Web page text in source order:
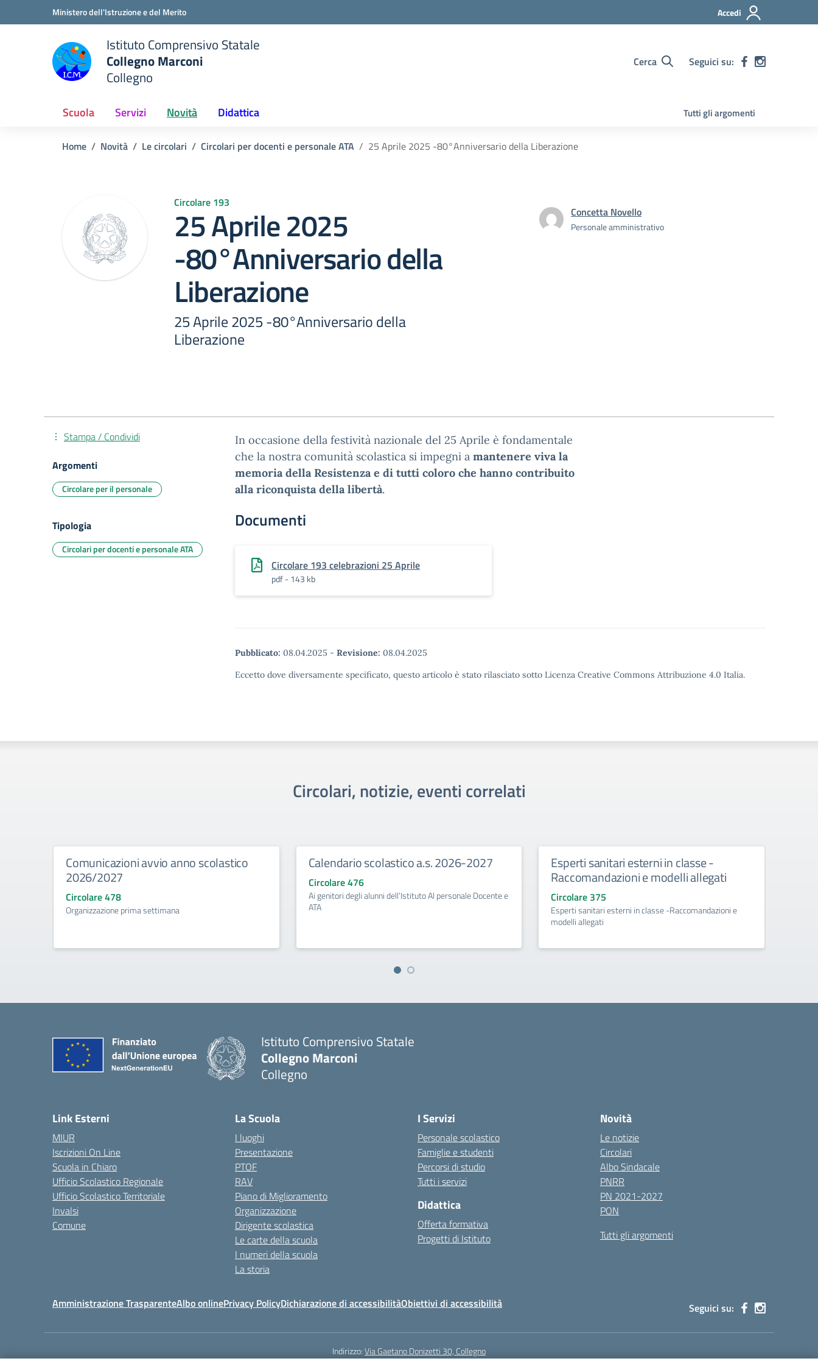
Vai ai contenuti
Vai al menu di navigazioneMinistero dell'Istruzione e del Merito Accedi
Istituto Comprensivo Statale
Collegno Marconi
Collegno
Cerca Seguici su:
Scuola Servizi Novità Didattica Tutti gli argomenti
Home Novità Le circolari Circolari per docenti e personale ATA 25 Aprile 2025 -80°Anniversario della Liberazione
Circolare 193
25 Aprile 2025
-80°Anniversario della
Liberazione
25 Aprile 2025 -80°Anniversario della
Liberazione
Concetta Novello
Personale amministrativo
In occasione della festività nazionale del 25 Aprile è fondamentale
che la nostra comunità scolastica si impegni a mantenere viva la
memoria della Resistenza e di tutti coloro che hanno contribuito
alla riconquista della libertà.
Documenti
Circolare 193 celebrazioni 25 Aprile
pdf - 143 kb
Pubblicato: 08.04.2025 - Revisione: 08.04.2025
Eccetto dove diversamente specificato, questo articolo è stato rilasciato sotto Licenza Creative Commons Attribuzione 4.0 Italia.
Stampa / Condividi
Argomenti
Circolare per il personale
Tipologia
Circolari per docenti e personale ATA
Circolari, notizie, eventi correlati
Comunicazioni avvio anno scolastico
2026/2027
Circolare 478
Organizzazione prima settimana
Calendario scolastico a.s. 2026-2027
Circolare 476
Ai genitori degli alunni dell’Istituto Al personale Docente e
ATA
Esperti sanitari esterni in classe -
Raccomandazioni e modelli allegati
Circolare 375
Esperti sanitari esterni in classe -Raccomandazioni e
modelli allegati
Istituto Comprensivo Statale
Collegno Marconi
Collegno
Link Esterni
MIUR
Iscrizioni On Line
Scuola in Chiaro
Ufficio Scolastico Regionale
Ufficio Scolastico Territoriale
Invalsi
Comune
La Scuola
I luoghi
Presentazione
PTOF
RAV
Piano di Miglioramento
Organizzazione
Dirigente scolastica
Le carte della scuola
I numeri della scuola
La storia
I Servizi
Personale scolastico
Famiglie e studenti
Percorsi di studio
Tutti i servizi
Didattica
Offerta formativa
Progetti di Istituto
Novità
Le notizie
Circolari
Albo Sindacale
PNRR
PN 2021-2027
PON
Tutti gli argomenti
Amministrazione TrasparenteAlbo onlinePrivacy PolicyDichiarazione di accessibilitàObiettivi di accessibilità Seguici su:
Indirizzo:Via Gaetano Donizetti 30, Collegno